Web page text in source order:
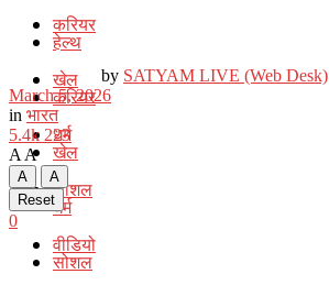
करियर
खेल
धर्म
सोशल
वीडियो
हेल्थ
करियर
खेल
धर्म
सोशल
by SATYAM LIVE (Web Desk)
March 5, 2026
in भारत
5.4k 223
A A
A
A
Reset
0